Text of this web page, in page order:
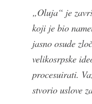
„Oluja“ je
koji je bio
jasno osude
velikosrpske
procesuirati.
stvorio uslove